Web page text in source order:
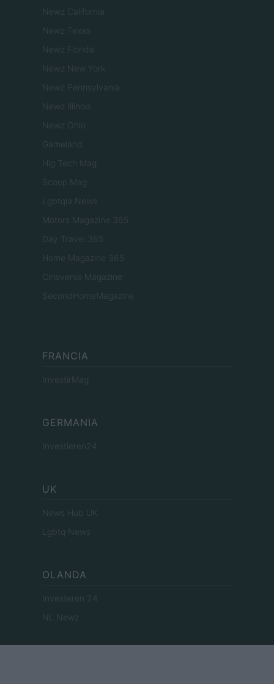
Newz California
Newz Texas
Newz Florida
Newz New York
Newz Pennsylvania
Newz Illinois
Newz Ohio
Gameland
Hig Tech Mag
Scoop Mag
Lgbtqia News
Motors Magazine 365
Day Travel 365
Home Magazine 365
Cineverse Magazine
SecondHomeMagazine
FRANCIA
InvestirMag
GERMANIA
Investieren24
UK
News Hub UK
Lgbtq News
OLANDA
Investeren 24
NL Newz